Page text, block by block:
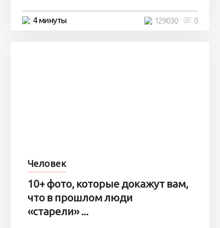
4 минуты 0
129030
Человек
10+ фото, которые докажут вам,
что в прошлом люди
«старели» ...